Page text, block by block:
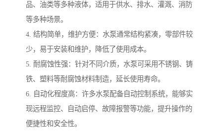
品、油类等多种液体，适用于供水、排水、灌溉、消防
等多种场景。
4. 结构简单，维护方便：水泵通常结构紧凑，零部件较
少，易于安装和维护，降低了使用成本。
5. 耐腐蚀性强：针对不同介质，水泵可采用不锈钢、铸
铁、塑料等耐腐蚀材料制造，延长使用寿命。
6. 自动化程度高：许多水泵配备自动控制系统，能够实
现远程监控、自动启停、故障报警等功能，提升操作的
便捷性和安全性。